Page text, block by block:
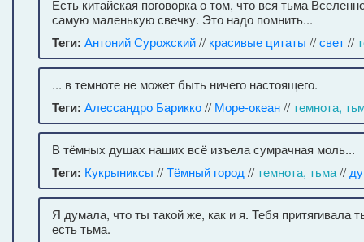
Есть китайская поговорка о том, что вся тьма
самую маленькую свечку. Это надо помнить...
Теги: Антоний Сурожский// красивые цитаты //свет//
... в темноте не может быть ничего настоящего.
Теги: Алессандро Барикко// Море-океан//темнота,
В тёмных душах наших всё изъела сумрачная моль...
Теги: Кукрыниксы //Тёмный город //темнота, тьма//
Я думала, что ты такой же, как и я. Тебя притягивала
есть тьма.